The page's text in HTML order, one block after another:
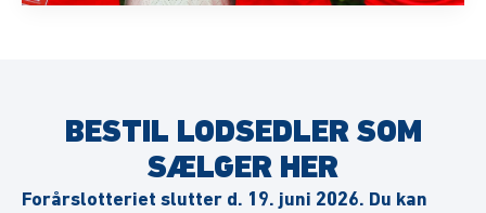
BESTIL LODSEDLER SOM
SÆLGER HER
Forårslotteriet slutter d. 19. juni 2026. Du kan